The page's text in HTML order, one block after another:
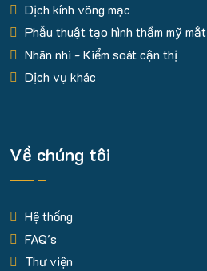
Dịch kính võng mạc
Phẫu thuật tạo hình thẩm mỹ mắt
Nhãn nhi - Kiểm soát cận thị
Dịch vụ khác
Về chúng tôi
Hệ thống
FAQ's
Thư viện